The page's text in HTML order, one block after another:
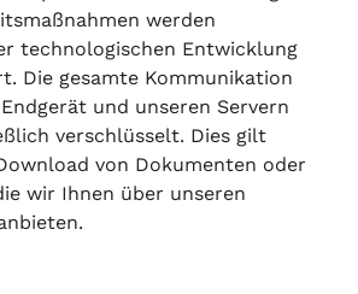
werden
technologischen Entwicklung
Die gesamte Kommunikation
und unseren Servern
verschlüsselt. Dies gilt
von Dokumenten oder
wir Ihnen über unseren